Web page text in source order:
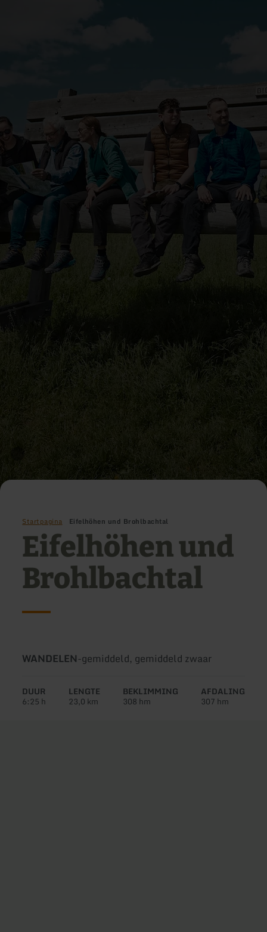
Startpagina Eifelhöhen und Brohlbachtal
Eifelhöhen und
Brohlbachtal
Soort
WANDELEN-Moeilijkheidsgraad:
gemiddeld, gemiddeld zwaar
DUUR
6:25 h
LENGTE
23,0 km
BEKLIMMING
308 hm
AFDALING
307 hm